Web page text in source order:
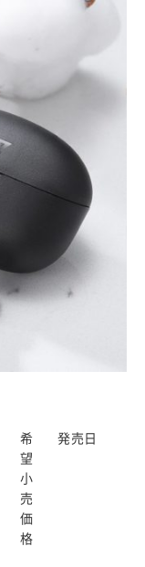
希
望
小
売
価
格
発売日